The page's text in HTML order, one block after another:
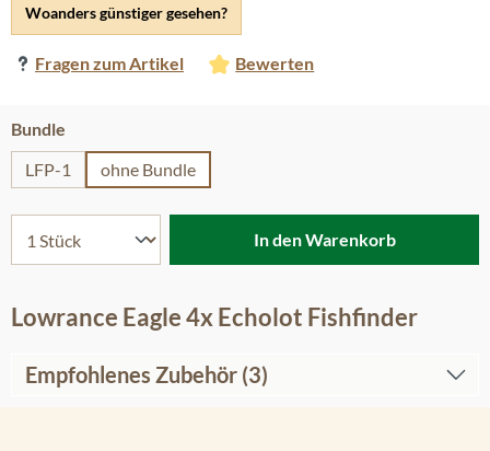
Woanders günstiger gesehen?
Fragen zum Artikel Bewerten
Bundle
LFP-1
ohne Bundle
In den Warenkorb
Lowrance Eagle 4x Echolot Fishfinder
Empfohlenes Zubehör (3)